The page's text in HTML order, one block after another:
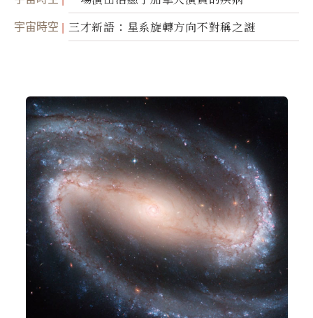
宇宙時空 三才新語：星系旋轉方向不對稱之謎